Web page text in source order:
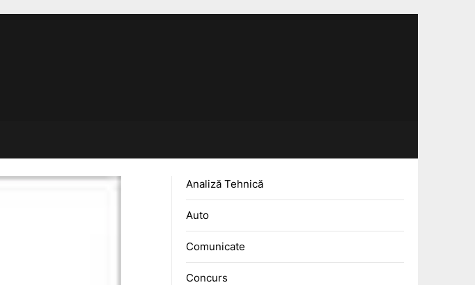
Analiză Tehnică
Auto
Comunicate
Concurs